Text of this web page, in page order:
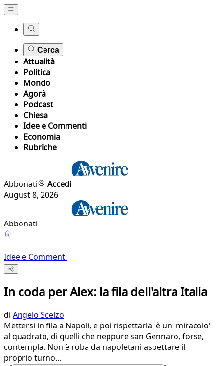
Cerca
Attualità
Politica
Mondo
Agorà
Podcast
Chiesa
Idee e Commenti
Economia
Rubriche
Abbonati
Accedi
August 8, 2026
Abbonati
Idee e Commenti
In coda per Alex: la fila dell'altra Italia
di Angelo Scelzo
Mettersi in fila a Napoli, e poi rispettarla, è un 'miracolo'
al quadrato, di quelli che neppure san Gennaro, forse,
contempla. Non è roba da napoletani aspettare il
proprio turno...